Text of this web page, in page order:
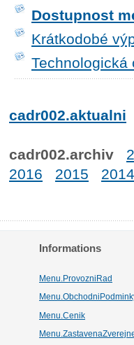
Dostupnost
Krátkodobé
Technologická
cadr002.aktualni
cadr002.archiv
2016
2015 2014
Informations
Menu.ProvozniRad
Menu.Cenik